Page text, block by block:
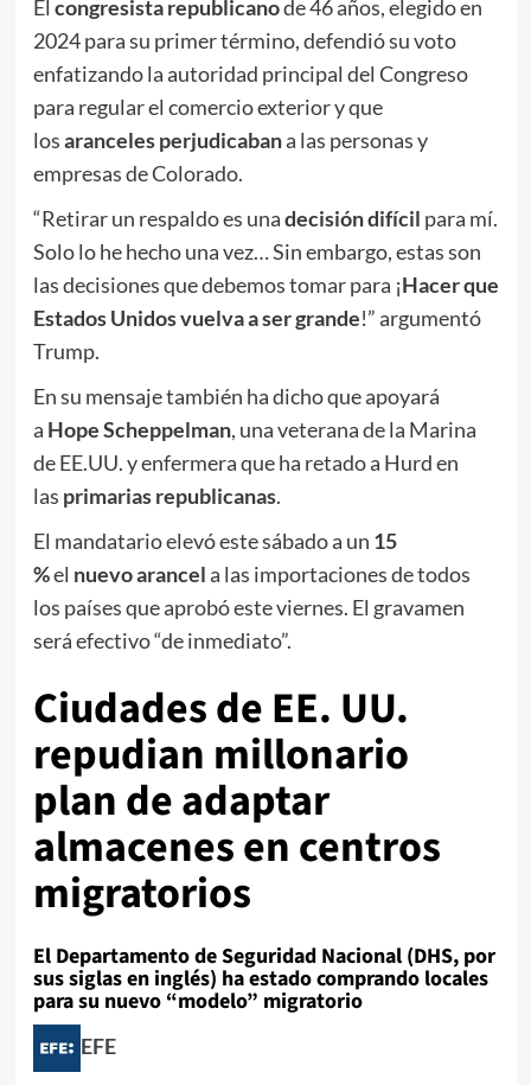
El congresista republicanode 46 años, elegido en
2024 para su primer término, defendió su voto
enfatizando la autoridad principal del Congreso
para regular el comercio exterior y que
losaranceles perjudicabana las personas y
empresas de Colorado.
“Retirar un respaldo es unadecisión difícil para mí.
Solo lo he hecho una vez… Sin embargo, estas son
las decisiones que debemos tomar para ¡Hacer que
Estados Unidos vuelva a ser grande!” argumentó
Trump.
En su mensaje también ha dicho que apoyará
a Hope Scheppelman, una veterana de la Marina
de EE.UU. y enfermera que ha retado a Hurd en
las primarias republicanas.
El mandatario elevó este sábado a un 15
%el nuevo arancela las importaciones de todos
los países que aprobó este viernes. El gravamen
será efectivo “de inmediato”.
Ciudades de EE. UU.
repudian millonario
plan de adaptar
almacenes en centros
migratorios
El Departamento de Seguridad Nacional (DHS, por
sus siglas en inglés) ha estado comprando locales
para su nuevo “modelo” migratorio
EFE